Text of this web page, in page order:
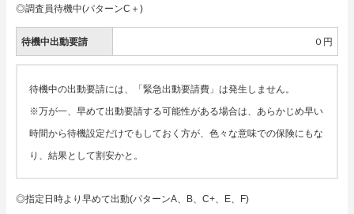
◎調査員待機中(パターンC＋)
待機中出動要請 ０円
待機中の出動要請には、「緊急出動要請費」は発生しません。
※万が一、早めて出動要請する可能性がある場合は、あらかじめ早い
時間から待機設定だけでもしておく方が、色々な意味での保険にもな
り、結果として割安かと。
◎指定日時より早めて出動(パターンA、B、C+、E、F)